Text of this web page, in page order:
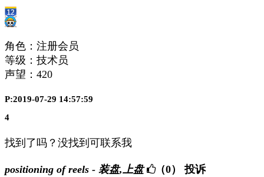
角色：注册会员
等级：技术员
声望： 420
P:2019-07-29 14:57:59
4
找到了吗？没找到可联系我
positioning of reels - 装盘,上盘 （0） 投诉